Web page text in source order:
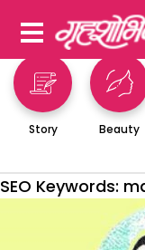
Story Beauty
SEO Keywords: